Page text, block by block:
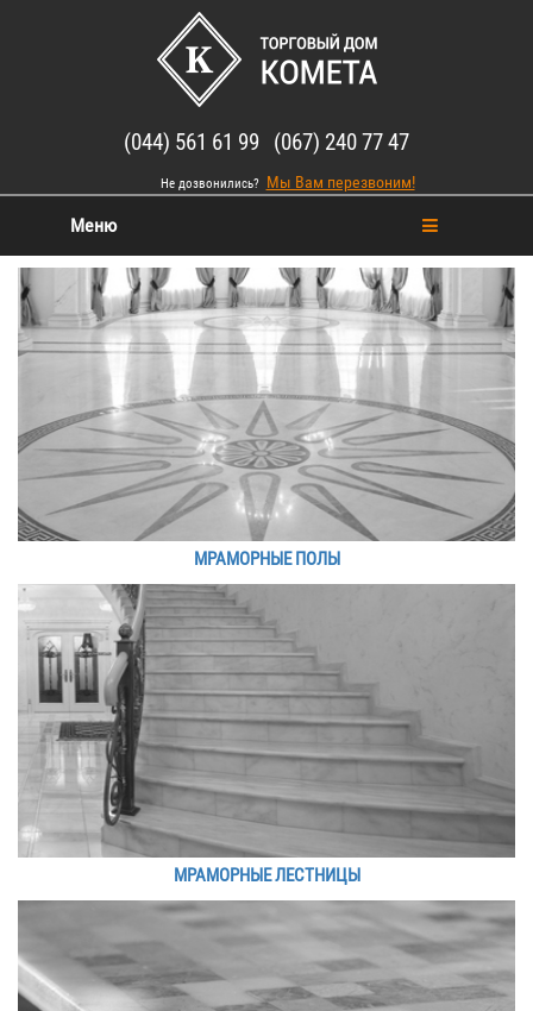
(044) 561 61 99 (067) 240 77 47
Не дозвонились? Мы Вам перезвоним!
Меню
МРАМОРНЫЕ ПОЛЫ
МРАМОРНЫЕ ЛЕСТНИЦЫ